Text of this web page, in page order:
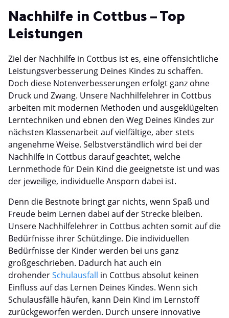
Nachhilfe in Cottbus – Top
Leistungen
Ziel der Nachhilfe in Cottbus ist es, eine offensichtliche
Leistungsverbesserung Deines Kindes zu schaffen.
Doch diese Notenverbesserungen erfolgt ganz ohne
Druck und Zwang. Unsere Nachhilfelehrer in Cottbus
arbeiten mit modernen Methoden und ausgeklügelten
Lerntechniken und ebnen den Weg Deines Kindes zur
nächsten Klassenarbeit auf vielfältige, aber stets
angenehme Weise. Selbstverständlich wird bei der
Nachhilfe in Cottbus darauf geachtet, welche
Lernmethode für Dein Kind die geeignetste ist und was
der jeweilige, individuelle Ansporn dabei ist.
Denn die Bestnote bringt gar nichts, wenn Spaß und
Freude beim Lernen dabei auf der Strecke bleiben.
Unsere Nachhilfelehrer in Cottbus achten somit auf die
Bedürfnisse ihrer Schützlinge. Die individuellen
Bedürfnisse der Kinder werden bei uns ganz
großgeschrieben. Dadurch hat auch ein
drohenderSchulausfall in Cottbus absolut keinen
Einfluss auf das Lernen Deines Kindes. Wenn sich
Schulausfälle häufen, kann Dein Kind im Lernstoff
zurückgeworfen werden. Durch unsere innovative